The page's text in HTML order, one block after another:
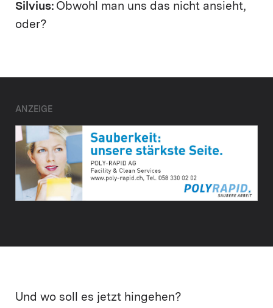
Silvius: Obwohl man uns das nicht ansieht,
oder?
ANZEIGE
Und wo soll es jetzt hingehen?